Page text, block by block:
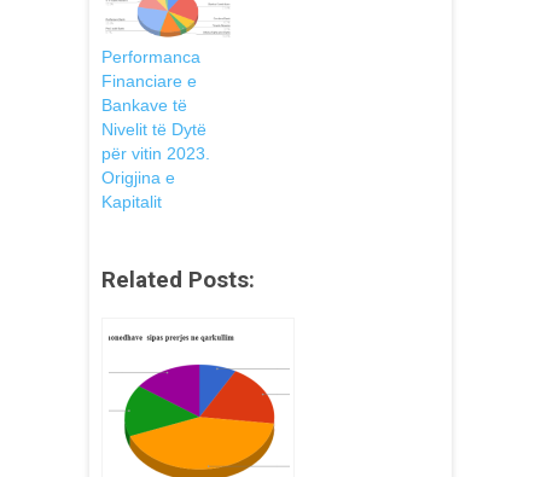
Performanca
Financiare e
Bankave të
Nivelit të Dytë
për vitin 2023.
Origjina e
Kapitalit
Related Posts: